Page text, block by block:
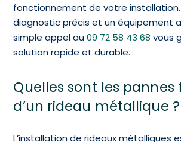
fonctionnement de votre
diagnostic précis et un équipement
simple appel au09 72 58 43 68 vous
solution rapide et durable.
Quelles sont les
d’un rideau métallique ?
L’installation de rideaux métalliques